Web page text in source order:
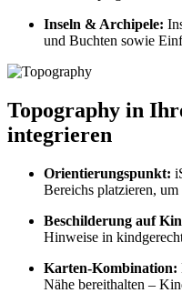
Inseln & Archipele:
und Buchten sowie
Topography in
integrieren
Orientierungspunkt:
Bereichs platzieren,
Beschilderung auf
Hinweise in
Karten-Kombination:
Nähe bereithalten –